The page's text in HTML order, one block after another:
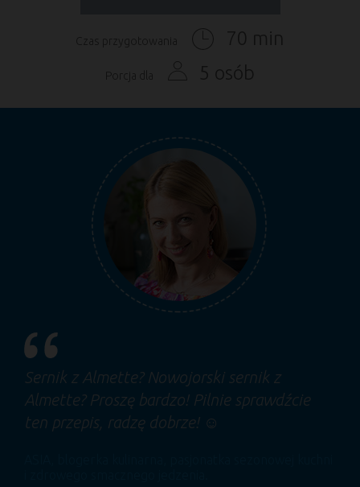
Sernik z Almette? Nowojorski sernik z
Almette? Proszę bardzo! Pilnie sprawdźcie
ten przepis, radzę dobrze! ☺